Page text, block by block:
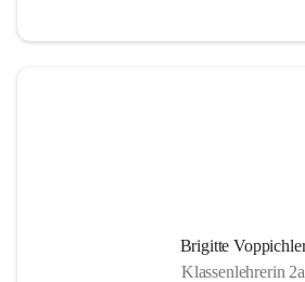
Brigitte Voppichler
Klassenlehrerin 2a